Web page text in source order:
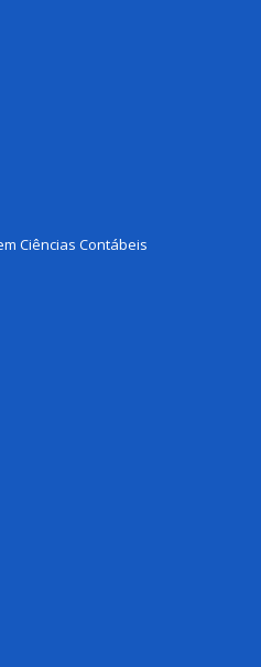
Ciências Contábeis